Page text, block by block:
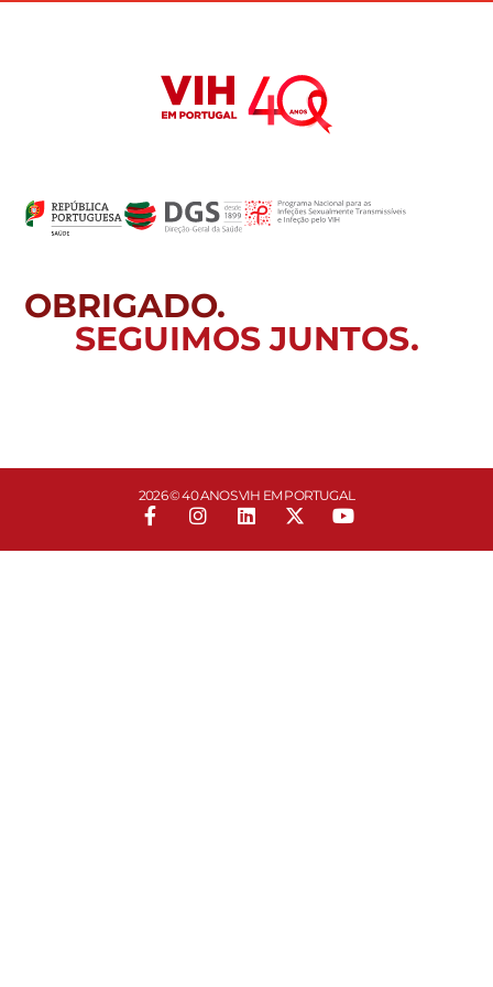
OBRIGADO.
SEGUIMOS JUNTOS.
2026 © 40 ANOS VIH EM PORTUGAL